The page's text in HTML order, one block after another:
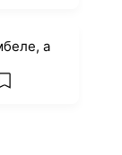
а
add favorites